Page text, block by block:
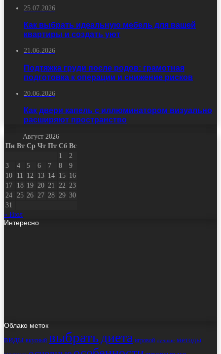
25.07.2026
Как выбрать идеальную мебель для вашей
квартиры и создать уют
21.06.2026
Подтяжка груди после родов: грамотная
подготовка к операции и снижение рисков
20.06.2026
Как двери капель с иллюминатором визуально
расширяют пространство
Август 2026
Пн Вт Ср Чт Пт Сб Вс
1
2
3
4 5 6 7 8
9
10
11 12 13 14 15 16
17
18 19 20 21 22 23
24
25 26 27 28 29 30
31
« Июл
Интересно
Облако меток
виды вкусный выбратьдиета игровой лучшие методы